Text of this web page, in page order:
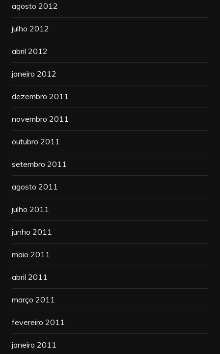
agosto 2012
julho 2012
abril 2012
janeiro 2012
dezembro 2011
novembro 2011
outubro 2011
setembro 2011
agosto 2011
julho 2011
junho 2011
maio 2011
abril 2011
março 2011
fevereiro 2011
janeiro 2011